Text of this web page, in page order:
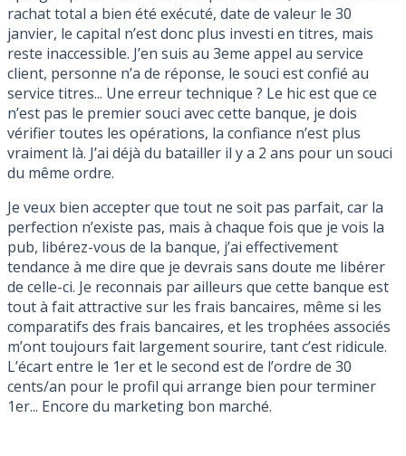
rachat total a bien été exécuté, date de valeur le 30
janvier, le capital n’est donc plus investi en titres, mais
reste inaccessible. J’en suis au 3eme appel au service
client, personne n’a de réponse, le souci est confié au
service titres... Une erreur technique ? Le hic est que ce
n’est pas le premier souci avec cette banque, je dois
vérifier toutes les opérations, la confiance n’est plus
vraiment là. J’ai déjà du batailler il y a 2 ans pour un souci
du même ordre.
Je veux bien accepter que tout ne soit pas parfait, car la
perfection n’existe pas, mais à chaque fois que je vois la
pub, libérez-vous de la banque, j’ai effectivement
tendance à me dire que je devrais sans doute me libérer
de celle-ci. Je reconnais par ailleurs que cette banque est
tout à fait attractive sur les frais bancaires, même si les
comparatifs des frais bancaires, et les trophées associés
m’ont toujours fait largement sourire, tant c’est ridicule.
L’écart entre le 1er et le second est de l’ordre de 30
cents/an pour le profil qui arrange bien pour terminer
1er... Encore du marketing bon marché.